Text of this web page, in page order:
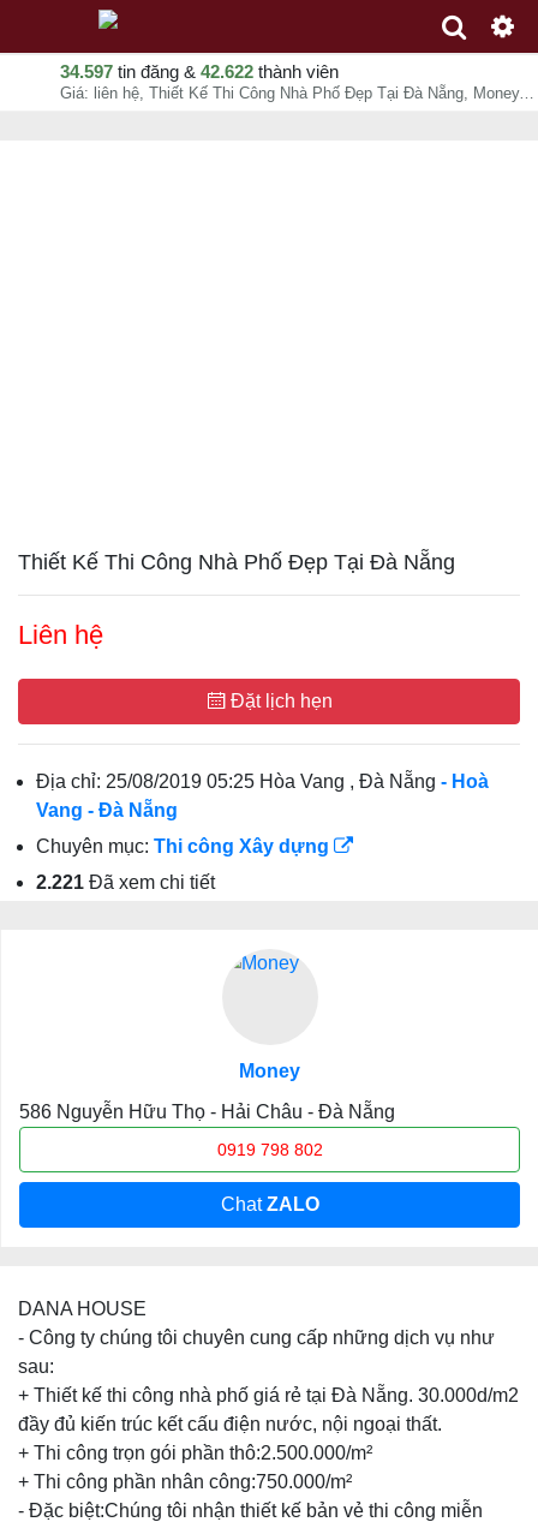
34.597 tin đăng & 42.622 thành viên
Giá: liên hệ, Thiết Kế Thi Công Nhà Phố Đẹp Tại Đà Nẵng, Money, chuyên mục Thi công Xây dựng tại Hoà Vang - Đà Nẵng - 06-08-2026 22:24:58
Thiết Kế Thi Công Nhà Phố Đẹp Tại Đà Nẵng
Liên hệ
Đặt lịch hẹn
Địa chỉ: 25/08/2019 05:25 Hòa Vang , Đà Nẵng - Hoà
Vang - Đà Nẵng
Chuyên mục: Thi công Xây dựng
2.221 Đã xem chi tiết
Money
586 Nguyễn Hữu Thọ - Hải Châu - Đà Nẵng
0919 798 802
ChatZALO
DANA HOUSE
- Công ty chúng tôi chuyên cung cấp những dịch vụ như
sau:
+ Thiết kế thi công nhà phố giá rẻ tại Đà Nẵng. 30.000d/m2
đầy đủ kiến trúc kết cấu điện nước, nội ngoại thất.
+ Thi công trọn gói phần thô:2.500.000/m²
+ Thi công phần nhân công:750.000/m²
- Đặc biệt:Chúng tôi nhận thiết kế bản vẻ thi công miễn